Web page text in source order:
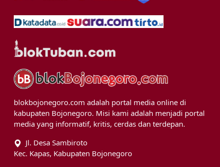
blokbojonegoro.com adalah portal media online di
kabupaten Bojonegoro. Misi kami adalah menjadi portal
media yang informatif, kritis, cerdas dan terdepan.
Jl. Desa Sambiroto
Kec. Kapas, Kabupaten Bojonegoro